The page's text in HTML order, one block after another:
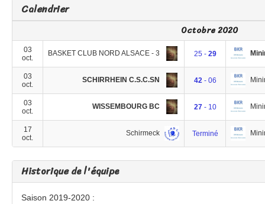
Calendrier
Octobre 2020
03
oct.
BASKET CLUB NORD ALSACE - 3 25 - 29
03
oct.
SCHIRRHEIN C.S.C.SN 42- 06
03
oct.
WISSEMBOURG BC 27- 10
17
oct.
Schirmeck Terminé
Historique de l'équipe
Saison 2019-2020 :